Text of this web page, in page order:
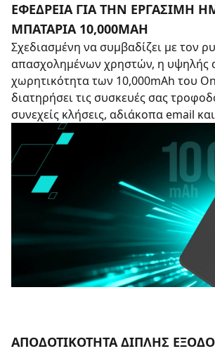
ΕΦΕΔΡΕΊΑ ΓΙΑ ΤΗΝ ΕΡΓΆΣΙΜΗ
ΜΠΑΤΑΡΊΑ 10,000MAH
Σχεδιασμένη να συμβαδίζει με τον
απασχολημένων χρηστών, η υψηλής
χωρητικότητα των 10,000mAh του
διατηρήσει τις συσκευές σας
συνεχείς κλήσεις, αδιάκοπα email
ΑΠΟΔΟΤΙΚΌΤΗΤΑ ΔΙΠΛΉΣ